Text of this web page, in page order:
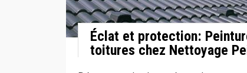
Éclat et protection:
toitures chez Nettoyage